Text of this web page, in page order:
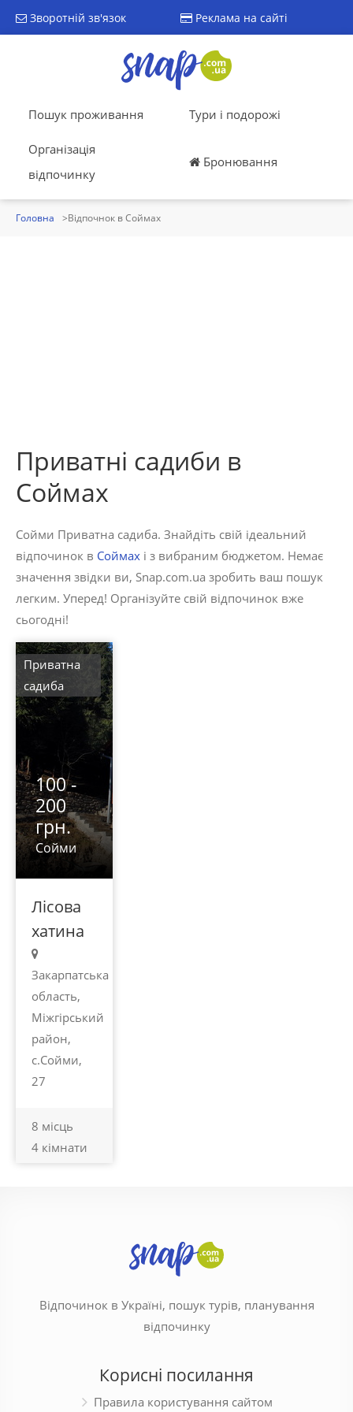
Зворотній зв'язок Реклама на сайті
Пошук проживання Тури і подорожі
Організація
відпочинку
Бронювання
Головна Відпочнок в Соймах
Приватні садиби в
Соймах
Сойми Приватна садиба. Знайдіть свій ідеальний
відпочинок в Соймах і з вибраним бюджетом. Немає
значення звідки ви, Snap.com.ua зробить ваш пошук
легким. Уперед! Організуйте свій відпочинок вже
сьогодні!
100 -
200
грн.
Сойми
Лісова
хатина
Закарпатська
область,
Міжгірський
район,
с.Сойми,
27
8 місць
4 кімнати
Приватна
садиба
Відпочинок в Україні, пошук турів, планування
відпочинку
Корисні посилання
Правила користування сайтом